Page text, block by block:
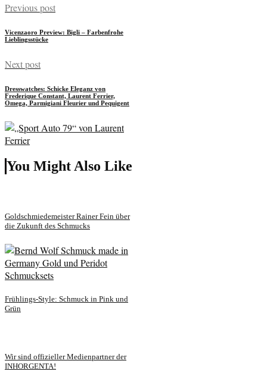
Previous post
Vicenzaoro Preview: Bigli – Farbenfrohe
Lieblingsstücke
Next post
Dresswatches: Schicke Eleganz von
Frederique Constant, Laurent Ferrier,
Omega, Parmigiani Fleurier und Pequigent
You Might Also Like
Goldschmiedemeister Rainer Fein über
die Zukunft des Schmucks
Frühlings-Style: Schmuck in Pink und
Grün
Wir sind offizieller Medienpartner der
INHORGENTA!